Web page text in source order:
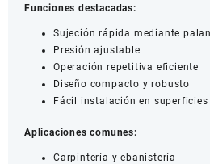
Funciones destacadas:
Sujeción rápida mediante
Presión ajustable
Operación repetitiva eficiente
Diseño compacto y robusto
Fácil instalación en
Aplicaciones comunes:
Carpintería y ebanistería